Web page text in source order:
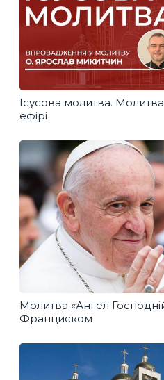
Ісусова молитва.
ефірі
Молитва «Ангел
Франциском